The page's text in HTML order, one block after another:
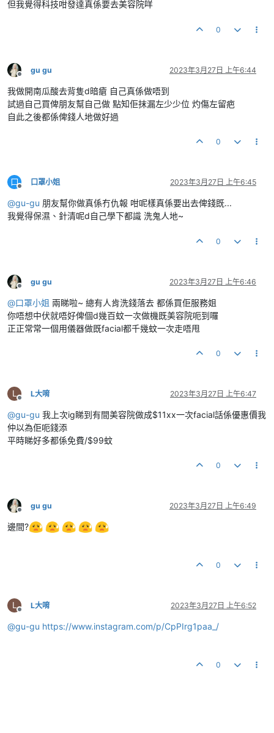
但我覺得科技咁發達真係要去美容院咩
0
離線
gu gu 2023年3月27日 上午6:44
我做開南瓜酸去背隻d暗瘡 自己真係做唔到
試過自己買俾朋友幫自己做 點知佢抹漏左少少位 灼傷左留疤
自此之後都係俾錢人地做好過
0
口
離線
口罩小姐 2023年3月27日 上午6:45
@gu-gu 朋友幫你做真係冇仇報 咁呢樣真係要出去俾錢既...
我覺得保濕、針清呢d自己學下都識 洗鬼人地~
0
離線
gu gu 2023年3月27日 上午6:46
@口罩小姐 兩睇啦~ 總有人肯洗錢落去 都係買佢服務姐
你唔想中伏就唔好俾個d幾百蚊一次做機既美容院呃到囉
正正常常一個用儀器做既facial都千幾蚊一次走唔甩
0
L
離線
L大唷 2023年3月27日 上午6:47
@gu-gu 我上次ig睇到有間美容院做成$11xx一次facial話係優惠價我
仲以為佢呃錢添
平時睇好多都係免費/$99蚊
0
離線
gu gu 2023年3月27日 上午6:49
邊間?
0
L
離線
L大唷 2023年3月27日 上午6:52
@gu-gu https://www.instagram.com/p/CpPIrg1paa_/
0